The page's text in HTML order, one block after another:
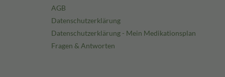
AGB
Datenschutzerklärung
Datenschutzerklärung - Mein Medikationsplan
Fragen & Antworten